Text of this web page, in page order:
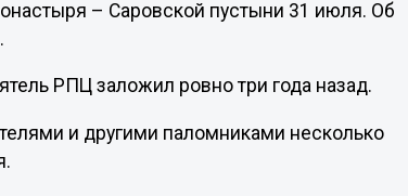
– Саровской пустыни 31 июля. Об
РПЦ заложил ровно три года назад.
и другими паломниками несколько